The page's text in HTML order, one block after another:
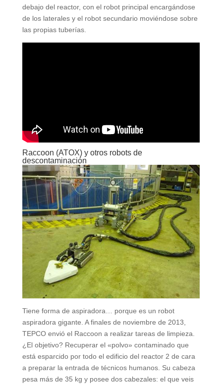
debajo del reactor, con el robot principal encargándose
de los laterales y el robot secundario moviéndose sobre
las propias tuberías.
Raccoon (ATOX) y otros robots de
descontaminación
Tiene forma de aspiradora… porque es un robot
aspiradora gigante. A finales de noviembre de 2013,
TEPCO envió el Raccoon a realizar tareas de limpieza.
¿El objetivo? Recuperar el «polvo» contaminado que
está esparcido por todo el edificio del reactor 2 de cara
a preparar la entrada de técnicos humanos. Su cabeza
pesa más de 35 kg y posee dos cabezales: el que veis